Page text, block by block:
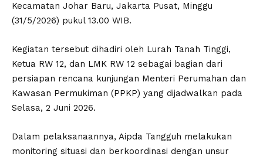
Kecamatan Johar Baru, Jakarta Pusat, Minggu
(31/5/2026) pukul 13.00 WIB.
Kegiatan tersebut dihadiri oleh Lurah Tanah Tinggi,
Ketua RW 12, dan LMK RW 12 sebagai bagian dari
persiapan rencana kunjungan Menteri Perumahan dan
Kawasan Permukiman (PPKP) yang dijadwalkan pada
Selasa, 2 Juni 2026.
Dalam pelaksanaannya, Aipda Tangguh melakukan
monitoring situasi dan berkoordinasi dengan unsur